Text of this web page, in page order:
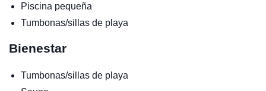
Piscina pequeña
Tumbonas/sillas de playa
Bienestar
Tumbonas/sillas de playa